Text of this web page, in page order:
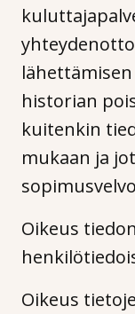
historian
kuitenkin
mukaan ja
Oikeus
Oikeus